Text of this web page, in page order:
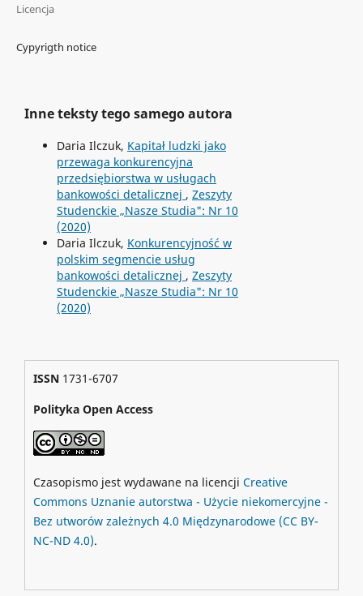
Licencja
Cypyrigth notice
Inne teksty tego samego autora
Daria Ilczuk, Kapitał ludzki jako
przewaga konkurencyjna
przedsiębiorstwa w usługach
bankowości detalicznej , Zeszyty
Studenckie „Nasze Studia": Nr 10
(2020)
Daria Ilczuk, Konkurencyjność w
polskim segmencie usług
bankowości detalicznej , Zeszyty
Studenckie „Nasze Studia": Nr 10
(2020)
ISSN1731-6707
Polityka Open Access
Czasopismo jest wydawane na licencji Creative
Commons Uznanie autorstwa - Użycie niekomercyjne -
Bez utworów zależnych 4.0 Międzynarodowe (CC BY-
NC-ND 4.0).